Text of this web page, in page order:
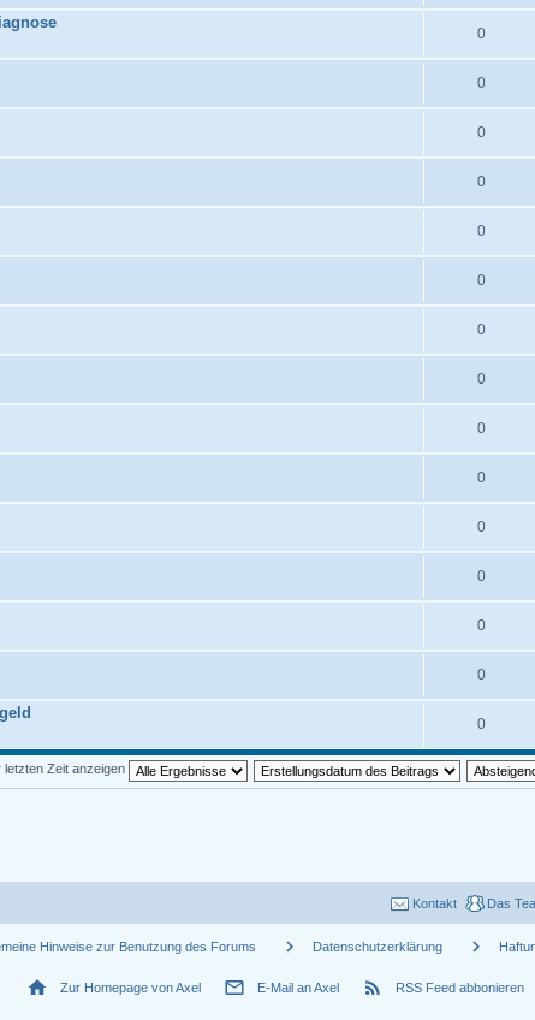
0
0
0
0
0
0
0
0
0
0
0
0
0
0
0
letzten Zeit anzeigen
Das
Kontakt
Hinweise zur Benutzung des Forums chevron_right Datenschutzerklärung chevron_right
home Zur Homepage von Axel mail_outline E-Mail an Axel rss_feed RSS Feed abbonieren